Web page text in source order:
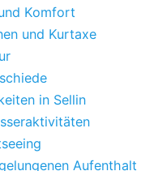
Komfort
und Kurtaxe
in Sellin
Aufenthalt